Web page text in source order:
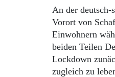
An der deutsch-
Vorort von
Einwohnern
beiden Teilen
Lockdown
zugleich zu